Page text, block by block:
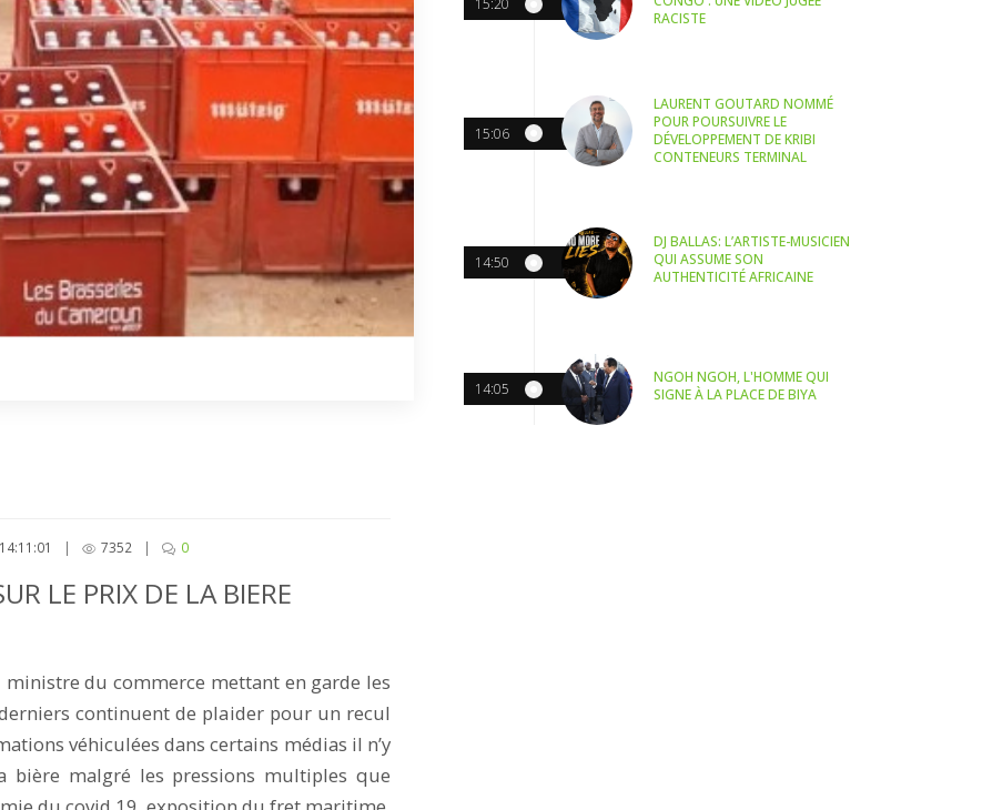
| 7352 | 0
LE PRIX DE LA BIERE
du commerce mettant en garde les
continuent de plaider pour un recul
véhiculées dans certains médias il n’y
malgré les pressions multiples que
15:20
RACISTE
15:06
LAURENT GOUTARD NOMMÉ
POUR POURSUIVRE LE
DÉVELOPPEMENT DE KRIBI
CONTENEURS TERMINAL
14:50
DJ BALLAS: L’ARTISTE-MUSICIEN
QUI ASSUME SON
AUTHENTICITÉ AFRICAINE
14:05
NGOH NGOH, L'HOMME QUI
SIGNE À LA PLACE DE BIYA